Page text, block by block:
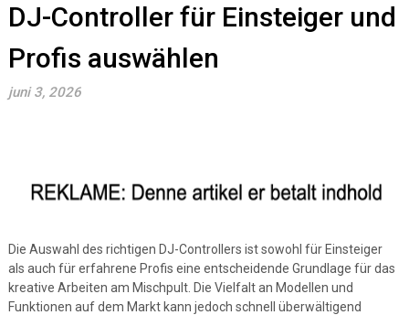
DJ-Controller für Einsteiger und
Profis auswählen
juni 3, 2026
Die Auswahl des richtigen DJ-Controllers ist sowohl für Einsteiger
als auch für erfahrene Profis eine entscheidende Grundlage für das
kreative Arbeiten am Mischpult. Die Vielfalt an Modellen und
Funktionen auf dem Markt kann jedoch schnell überwältigend